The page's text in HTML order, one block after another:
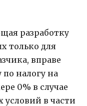
разработку
только для
вправе
налогу на
0% в случае
в части